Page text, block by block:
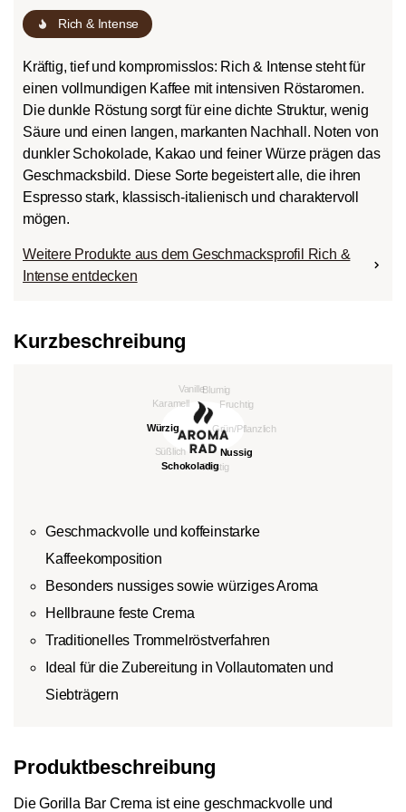
Rich & Intense
Kräftig, tief und kompromisslos: Rich & Intense steht für
einen vollmundigen Kaffee mit intensiven Röstaromen.
Die dunkle Röstung sorgt für eine dichte Struktur, wenig
Säure und einen langen, markanten Nachhall. Noten von
dunkler Schokolade, Kakao und feiner Würze prägen das
Geschmacksbild. Diese Sorte begeistert alle, die ihren
Espresso stark, klassisch-italienisch und charaktervoll
mögen.
Weitere Produkte aus dem Geschmacksprofil Rich &
Intense entdecken
Kurzbeschreibung
Geschmackvolle und koffeinstarke
Kaffeekomposition
Besonders nussiges sowie würziges Aroma
Hellbraune feste Crema
Traditionelles Trommelröstverfahren
Ideal für die Zubereitung in Vollautomaten und
Siebträgern
Produktbeschreibung
Die Gorilla Bar Crema ist eine geschmackvolle und